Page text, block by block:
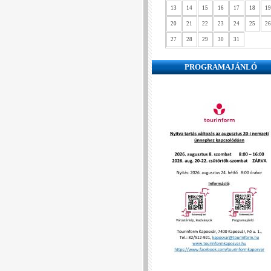
13 14 15 16 17 18 19
20 21 22 23 24 25 26
27 28 29 30 31
PROGRAMAJÁNLÓ